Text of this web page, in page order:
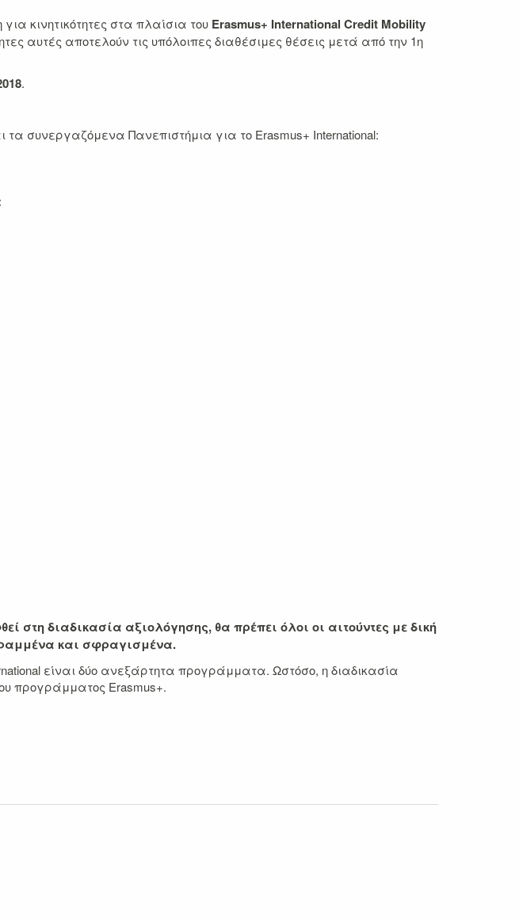
κινητικότητες στα πλαίσια του Erasmus+ International Credit Mοbility
αυτές αποτελούν τις υπόλοιπες διαθέσιμες θέσεις μετά από την 1η
.
τα συνεργαζόμενα Πανεπιστήμια για το Erasmus+ International:
στη διαδικασία αξιολόγησης, θα πρέπει όλοι οι αιτούντες με δική
και σφραγισμένα.
είναι δύο ανεξάρτητα προγράμματα. Ωστόσο, η διαδικασία
προγράμματος Erasmus+.